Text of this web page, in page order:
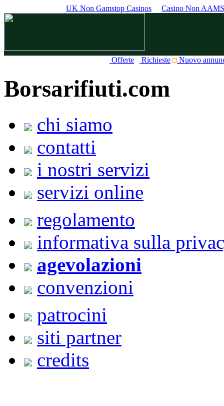
UK Non Gamstop Casinos Casino Non AAMS
Offerte Richieste Nuovo
Borsarifiuti.com
chi siamo
contatti
i nostri servizi
servizi online
regolamento
informativa sulla
agevolazioni
convenzioni
patrocini
siti partner
credits